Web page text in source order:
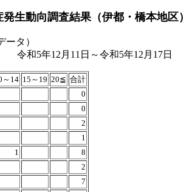
発生動向調査結果（伊都・橋本地区）
タ）
年12月17日
～14 15～19 20≦ 合計
0
0
2
1
1
8
2
7